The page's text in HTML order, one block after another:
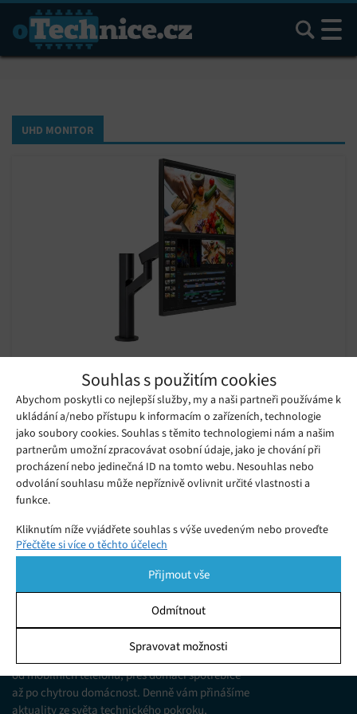
Souhlas s použitím cookies
Abychom poskytli co nejlepší služby, my a naši partneři používáme k
ukládání a/nebo přístupu k informacím o zařízeních, technologie
jako soubory cookies. Souhlas s těmito technologiemi nám a našim
partnerům umožní zpracovávat osobní údaje, jako je chování při
procházení nebo jedinečná ID na tomto webu. Nesouhlas nebo
odvolání souhlasu může nepříznivě ovlivnit určité vlastnosti a
funkce.
Kliknutím níže vyjádřete souhlas s výše uvedeným nebo proveďte
podrobnější rozhodnutí. Vaše volby budou použity pouze na tomto
pomocí přepínačů v Zásadách cookies nebo kliknutím na tlačítko
Spravovat souhlas ve spodní části obrazovky.
Ukládání a/nebo přístup k informacím v zařízení, Porozumění
publiku prostřednictvím statistik nebo kombinací údajů z
různých zdrojů.
Přečtěte si více o těchto účelech
Přijmout vše
Odmítnout
Spravovat možnosti
Hledat
UHD MONITOR
poměr stran a vypadá jako dvě obrazovky
nad sebou
Čtvrtek 23. 12. 2021 Samuel
Společnost LG ukázala několik nových monitorů, jejichž
oficiálního představení se dočkáme v lednu na veletrhu CES
2022.
Jsme web zajímající se o technologické novinky
od mobilních telefonů, přes domácí spotřebiče
až po chytrou domácnost. Denně vám přinášíme
aktuality ze světa technického pokroku,